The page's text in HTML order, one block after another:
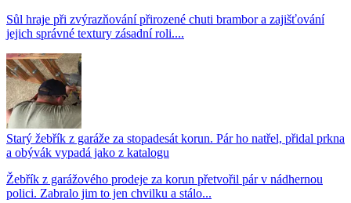
Sůl hraje při zvýrazňování přirozené chuti brambor a zajišťování
jejich správné textury zásadní roli....
Starý žebřík z garáže za stopadesát korun. Pár ho natřel, přidal prkna
a obývák vypadá jako z katalogu
Žebřík z garážového prodeje za korun přetvořil pár v nádhernou
polici. Zabralo jim to jen chvilku a stálo...